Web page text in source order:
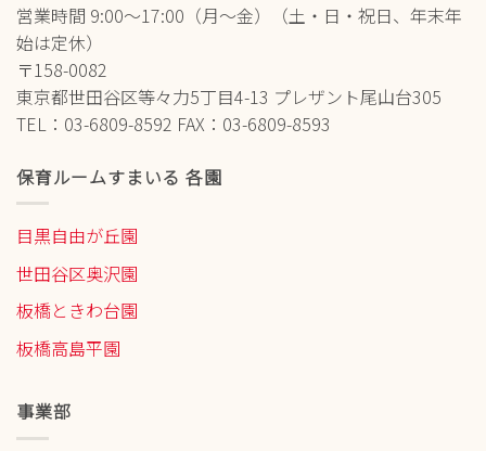
営業時間 9:00～17:00（月～金）（土・日・祝日、年末年
始は定休）
〒158-0082
東京都世田谷区等々力5丁目4-13 プレザント尾山台305
TEL：03-6809-8592 FAX：03-6809-8593
保育ルームすまいる 各園
目黒自由が丘園
世田谷区奥沢園
板橋ときわ台園
板橋高島平園
事業部